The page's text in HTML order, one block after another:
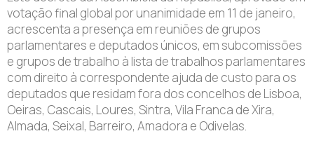
votação final global por unanimidade em 11 de janeiro,
acrescenta a presença em reuniões de grupos
parlamentares e deputados únicos, em subcomissões
e grupos de trabalho à lista de trabalhos parlamentares
com direito à correspondente ajuda de custo para os
deputados que residam fora dos concelhos de Lisboa,
Oeiras, Cascais, Loures, Sintra, Vila Franca de Xira,
Almada, Seixal, Barreiro, Amadora e Odivelas.